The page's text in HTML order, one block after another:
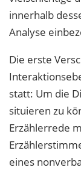
innerhalb
Analyse
Die erste
statt: Um die
situieren zu
Erzählerrede
eines